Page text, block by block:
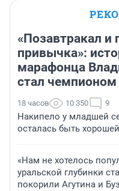
«Позавтракал
привычка»:
марафонца
стал
18 часов 10 350 9
Накипело у младшей
осталась быть
«Нам не хотелось
уральской глубинки
покорили Агутина и